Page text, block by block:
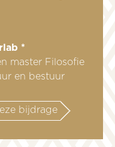
*
master Filosofie
en bestuur
bijdrage